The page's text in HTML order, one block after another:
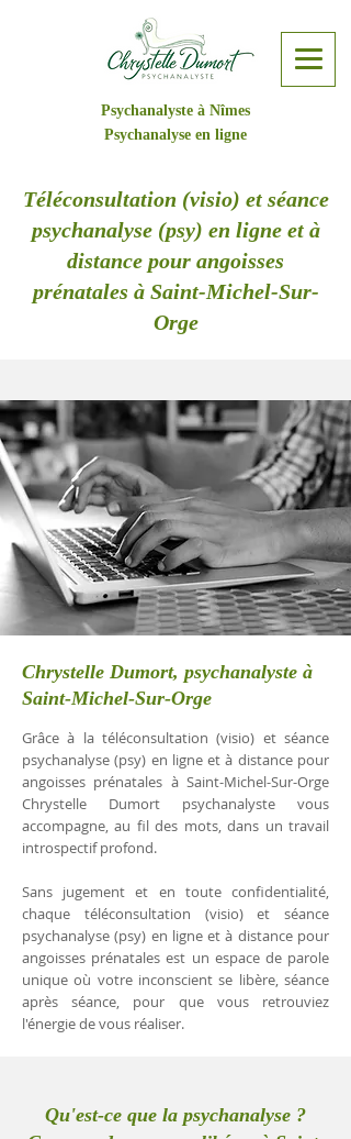
Psychanalyste à Nîmes
Psychanalyse en ligne
Téléconsultation (visio) et séance
psychanalyse (psy) en ligne et à
distance pour angoisses
prénatales à Saint-Michel-Sur-
Orge
Chrystelle Dumort, psychanalyste à
Saint-Michel-Sur-Orge
Grâce à la téléconsultation (visio) et séance
psychanalyse (psy) en ligne et à distance pour
angoisses prénatales à Saint-Michel-Sur-Orge
Chrystelle Dumort psychanalyste vous
accompagne, au fil des mots, dans un travail
introspectif profond.
Sans jugement et en toute confidentialité,
chaque téléconsultation (visio) et séance
psychanalyse (psy) en ligne et à distance pour
angoisses prénatales est un espace de parole
unique où votre inconscient se libère, séance
après séance, pour que vous retrouviez
l'énergie de vous réaliser.
Qu'est-ce que la psychanalyse ?